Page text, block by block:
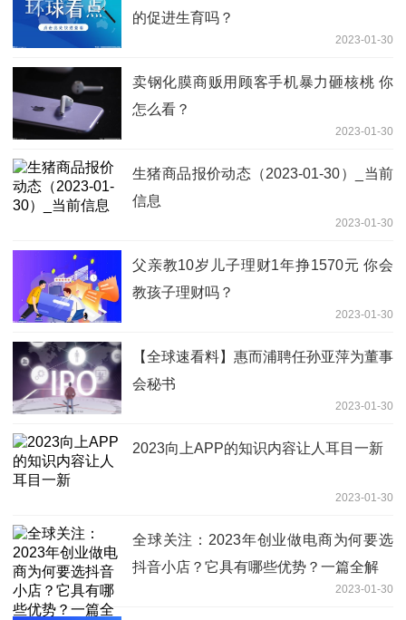
的促进生育吗？
2023-01-30
卖钢化膜商贩用顾客手机暴力砸核桃 你
怎么看？
2023-01-30
生猪商品报价动态（2023-01-30）_当前
信息
2023-01-30
父亲教10岁儿子理财1年挣1570元 你会
教孩子理财吗？
2023-01-30
【全球速看料】惠而浦聘任孙亚萍为董事
会秘书
2023-01-30
2023向上APP的知识内容让人耳目一新
2023-01-30
全球关注：2023年创业做电商为何要选
抖音小店？它具有哪些优势？一篇全解
2023-01-30